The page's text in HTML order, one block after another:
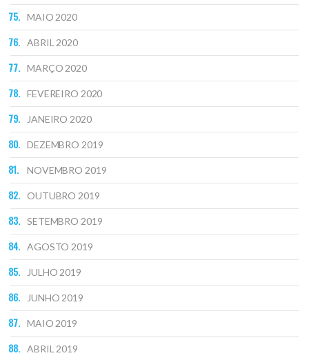
MAIO 2020
ABRIL 2020
MARÇO 2020
FEVEREIRO 2020
JANEIRO 2020
DEZEMBRO 2019
NOVEMBRO 2019
OUTUBRO 2019
SETEMBRO 2019
AGOSTO 2019
JULHO 2019
JUNHO 2019
MAIO 2019
ABRIL 2019